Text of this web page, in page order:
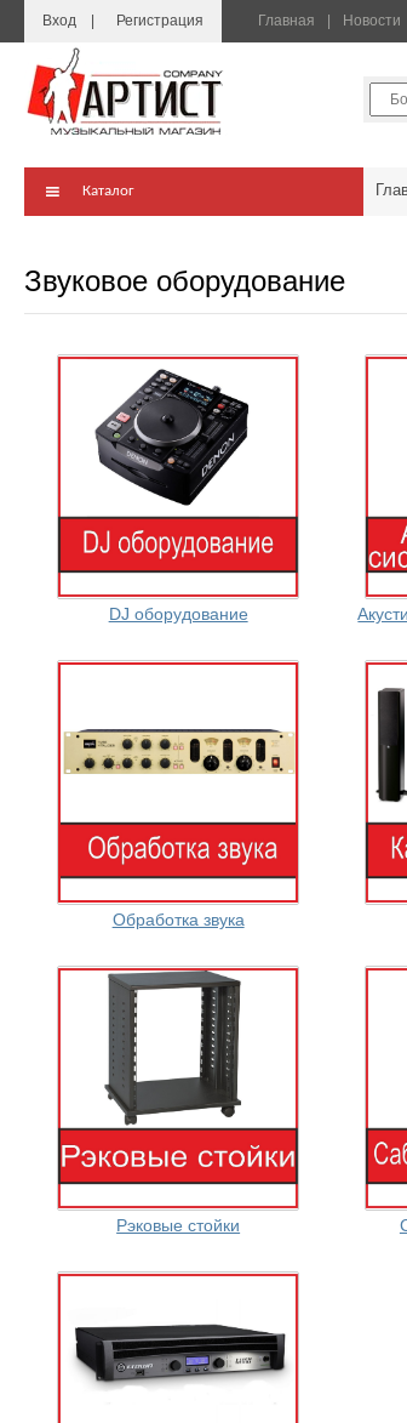
Вход Регистрация Главная Новости
Каталог
Звуковое оборудование
DJ оборудование
Обработка звука
Рэковые стойки